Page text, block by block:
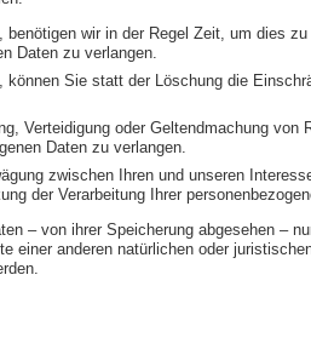
wir in der Regel Zeit, um dies
Daten zu verlangen.
Sie statt der Löschung die
Verteidigung oder Geltendmachung von
Daten zu verlangen.
zwischen Ihren und unseren
der Verarbeitung Ihrer
– von ihrer Speicherung abgesehen –
einer anderen natürlichen oder